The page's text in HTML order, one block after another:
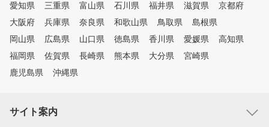
愛知県
三重県 富山県 石川県 福井県 滋賀県
京都府
大阪府
兵庫県 奈良県 和歌山県 鳥取県
島根県
岡山県
広島県 山口県 徳島県 香川県 愛媛県
高知県
福岡県
佐賀県 長崎県 熊本県 大分県
宮崎県
鹿児島県
沖縄県
サイト案内